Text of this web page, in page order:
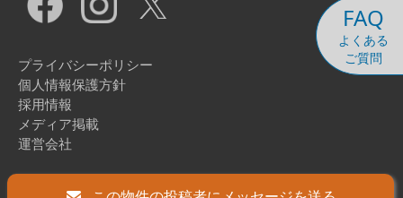
FAQ
よくある
ご質問
プライバシーポリシー
個人情報保護方針
採用情報
メディア掲載
運営会社
Copyright © 2026 Ieichiba Co., Ltd. All Rights Reserved.